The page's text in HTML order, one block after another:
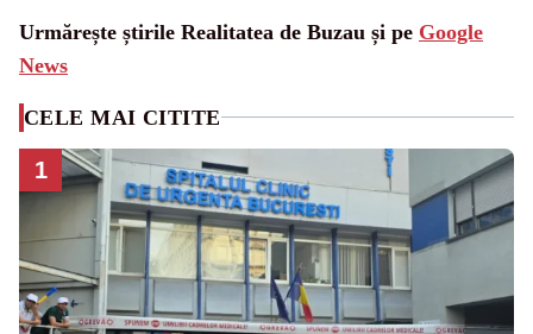
Urmărește știrile Realitatea de Buzau și pe Google
News
CELE MAI CITITE
1